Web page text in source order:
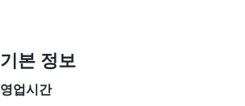
기본 정보
영업시간